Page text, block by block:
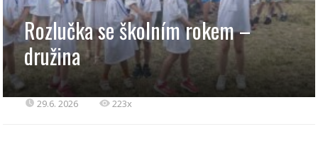
Rozlučka se školním rokem –
družina
29.6. 2026 223x